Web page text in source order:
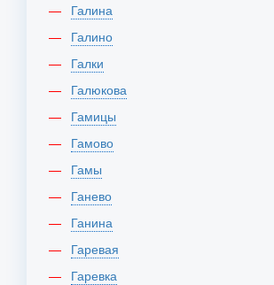
Галина
Галино
Галки
Галюкова
Гамицы
Гамово
Гамы
Ганево
Ганина
Гаревая
Гаревка